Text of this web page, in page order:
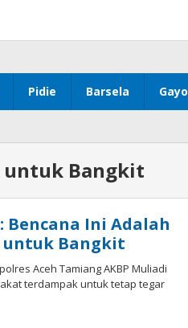
Pidie Barsela Gayo
Bangkit
Bencana Ini Adalah
Bangkit
Aceh Tamiang AKBP Muliadi
terdampak untuk tetap tegar